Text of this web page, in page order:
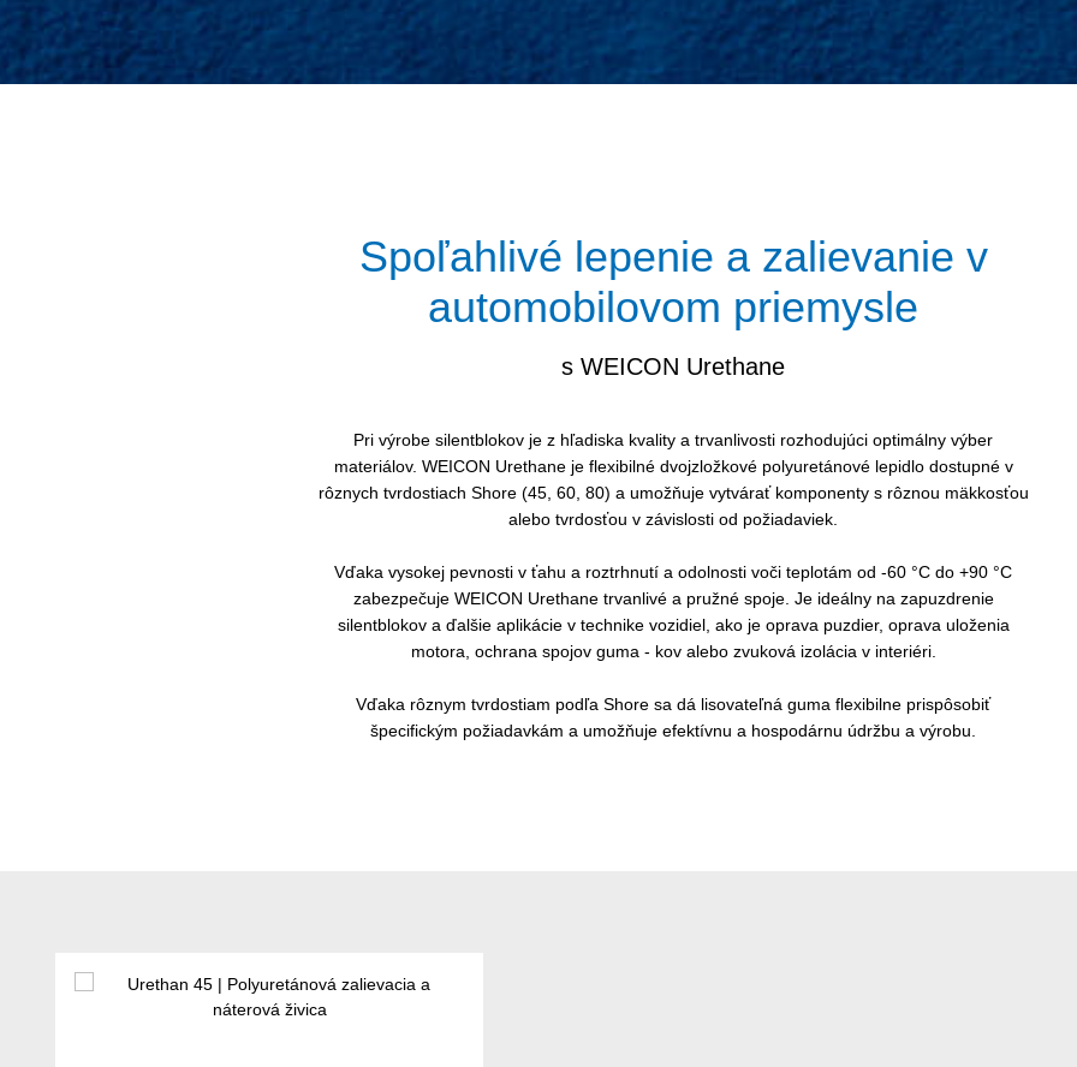
Spoľahlivé lepenie a zalievanie v
automobilovom priemysle
s WEICON Urethane
Pri výrobe silentblokov je z hľadiska kvality a trvanlivosti rozhodujúci optimálny výber
materiálov. WEICON Urethane je flexibilné dvojzložkové polyuretánové lepidlo dostupné v
rôznych tvrdostiach Shore (45, 60, 80) a umožňuje vytvárať komponenty s rôznou mäkkosťou
alebo tvrdosťou v závislosti od požiadaviek.
Vďaka vysokej pevnosti v ťahu a roztrhnutí a odolnosti voči teplotám od -60 °C do +90 °C
zabezpečuje WEICON Urethane trvanlivé a pružné spoje. Je ideálny na zapuzdrenie
silentblokov a ďalšie aplikácie v technike vozidiel, ako je oprava puzdier, oprava uloženia
motora, ochrana spojov guma - kov alebo zvuková izolácia v interiéri.
Vďaka rôznym tvrdostiam podľa Shore sa dá lisovateľná guma flexibilne prispôsobiť
špecifickým požiadavkám a umožňuje efektívnu a hospodárnu údržbu a výrobu.